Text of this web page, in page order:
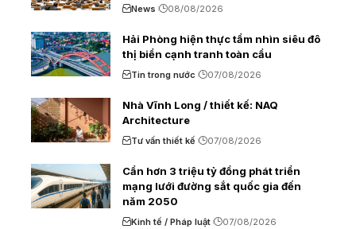
News 08/08/2026
Hải Phòng hiện thực tầm nhìn siêu đô
thị biển cạnh tranh toàn cầu
Tin trong nước 07/08/2026
Nhà Vĩnh Long / thiết kế: NAQ
Architecture
Tư vấn thiết kế 07/08/2026
Cần hơn 3 triệu tỷ đồng phát triển
mạng lưới đường sắt quốc gia đến
năm 2050
Kinh tế / Pháp luật 07/08/2026